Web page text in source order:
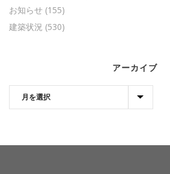
お知らせ (155)
建築状況 (530)
アーカイブ